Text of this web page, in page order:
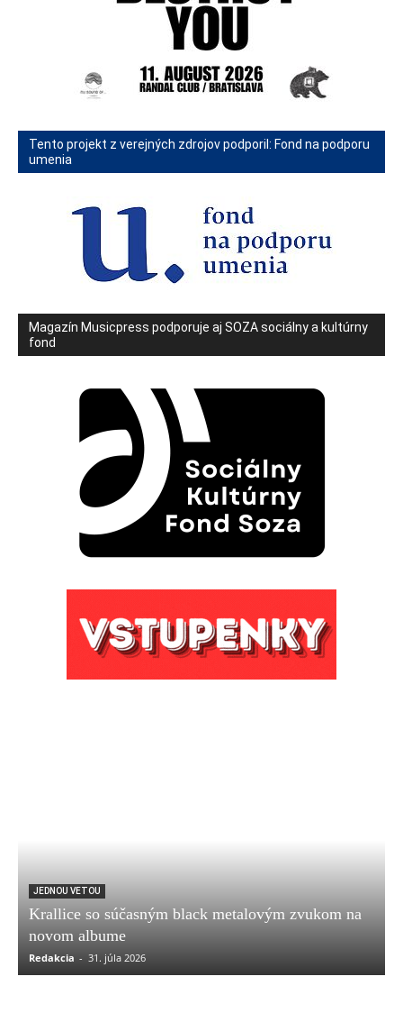
Tento projekt z verejných zdrojov podporil: Fond na podporu
umenia
Magazín Musicpress podporuje aj SOZA sociálny a kultúrny
fond
JEDNOU VETOU
Krallice so súčasným black metalovým zvukom na
novom albume
Redakcia - 31. júla 2026